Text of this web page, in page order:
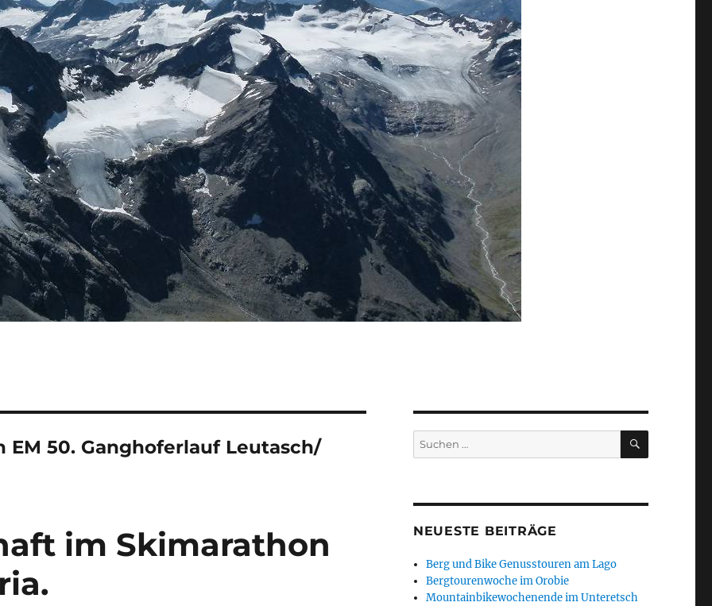
EM 50. Ganghoferlauf Leutasch/
im Skimarathon
Suchen
nach:
SUCHEN
NEUESTE BEITRÄGE
Berg und Bike Genusstouren am Lago
Bergtourenwoche im Orobie
Mountainbikewochenende im Unteretsch